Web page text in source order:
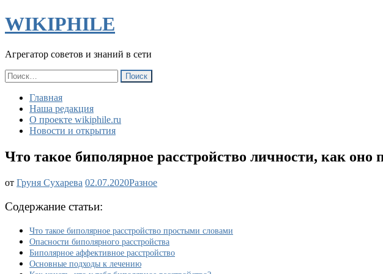
WIKIPHILE
Агрегатор советов и знаний в сети
Найти:
Главная
Наша редакция
О проекте wikiphile.ru
Новости и открытия
Что такое биполярное расстройство личности, как оно
от Груня Сухарева 02.07.2020Разное
Содержание статьи:
Что такое биполярное расстройство простыми словами
Опасности биполярного расстройства
Биполярное аффективное расстройство
Основные подходы к лечению